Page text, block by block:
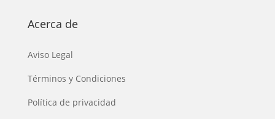
Acerca de
Aviso Legal
Términos y Condiciones
Política de privacidad